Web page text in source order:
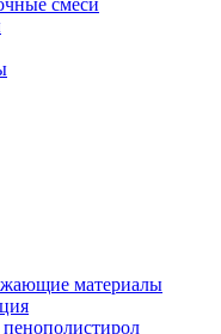
материалы